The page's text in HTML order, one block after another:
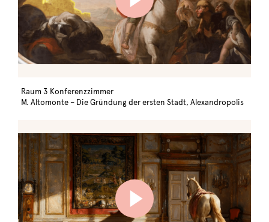
Raum 3 Konferenzzimmer
M. Altomonte – Die Gründung der ersten Stadt, Alexandropolis